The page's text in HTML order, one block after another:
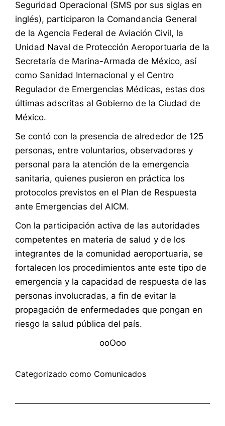
Seguridad Operacional (SMS por sus siglas en
inglés), participaron la Comandancia General
de la Agencia Federal de Aviación Civil, la
Unidad Naval de Protección Aeroportuaria de la
Secretaría de Marina-Armada de México, así
como Sanidad Internacional y el Centro
Regulador de Emergencias Médicas, estas dos
últimas adscritas al Gobierno de la Ciudad de
México.
Se contó con la presencia de alrededor de 125
personas, entre voluntarios, observadores y
personal para la atención de la emergencia
sanitaria, quienes pusieron en práctica los
protocolos previstos en el Plan de Respuesta
ante Emergencias del AICM.
Con la participación activa de las autoridades
competentes en materia de salud y de los
integrantes de la comunidad aeroportuaria, se
fortalecen los procedimientos ante este tipo de
emergencia y la capacidad de respuesta de las
personas involucradas, a fin de evitar la
propagación de enfermedades que pongan en
riesgo la salud pública del país.
ooOoo
Categorizado como Comunicados